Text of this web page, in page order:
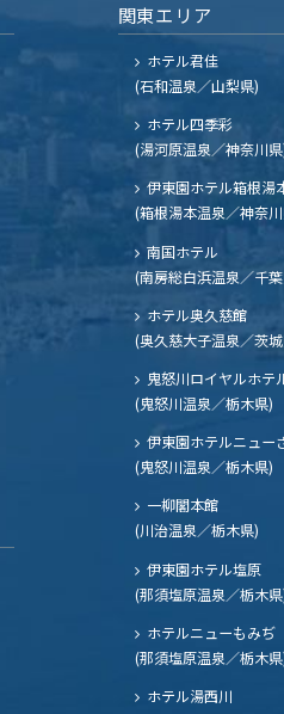
関東エリア
ホテル君佳
(石和温泉／山梨県)
ホテル四季彩
(湯河原温泉／神奈川
伊東園ホテル箱根湯
(箱根湯本温泉／神奈
南国ホテル
(南房総白浜温泉／千
ホテル奥久慈館
(奥久慈大子温泉／茨
鬼怒川ロイヤルホテ
(鬼怒川温泉／栃木県)
伊東園ホテルニュー
(鬼怒川温泉／栃木県)
一柳閣本館
(川治温泉／栃木県)
伊東園ホテル塩原
(那須塩原温泉／栃木
ホテルニューもみぢ
(那須塩原温泉／栃木
ホテル湯西川